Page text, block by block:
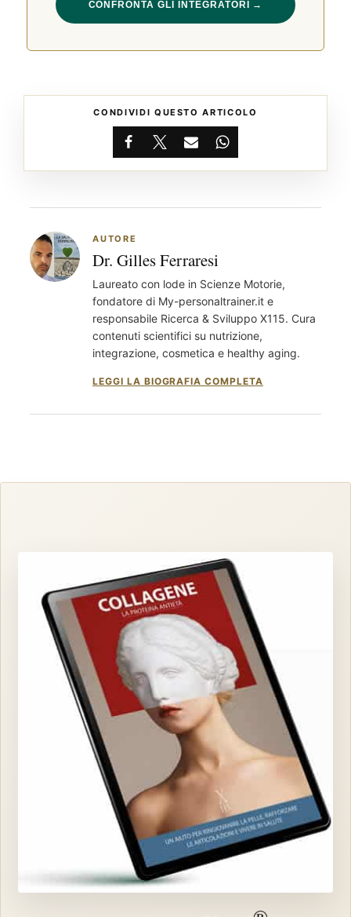
CONFRONTA GLI INTEGRATORI →
CONDIVIDI QUESTO ARTICOLO
Facebook
X EmailWhatsApp
AUTORE
Dr. Gilles Ferraresi
Laureato con lode in Scienze Motorie,
fondatore di My-personaltrainer.it e
responsabile Ricerca & Sviluppo X115. Cura
contenuti scientifici su nutrizione,
integrazione, cosmetica e healthy aging.
LEGGI LA BIOGRAFIA COMPLETA